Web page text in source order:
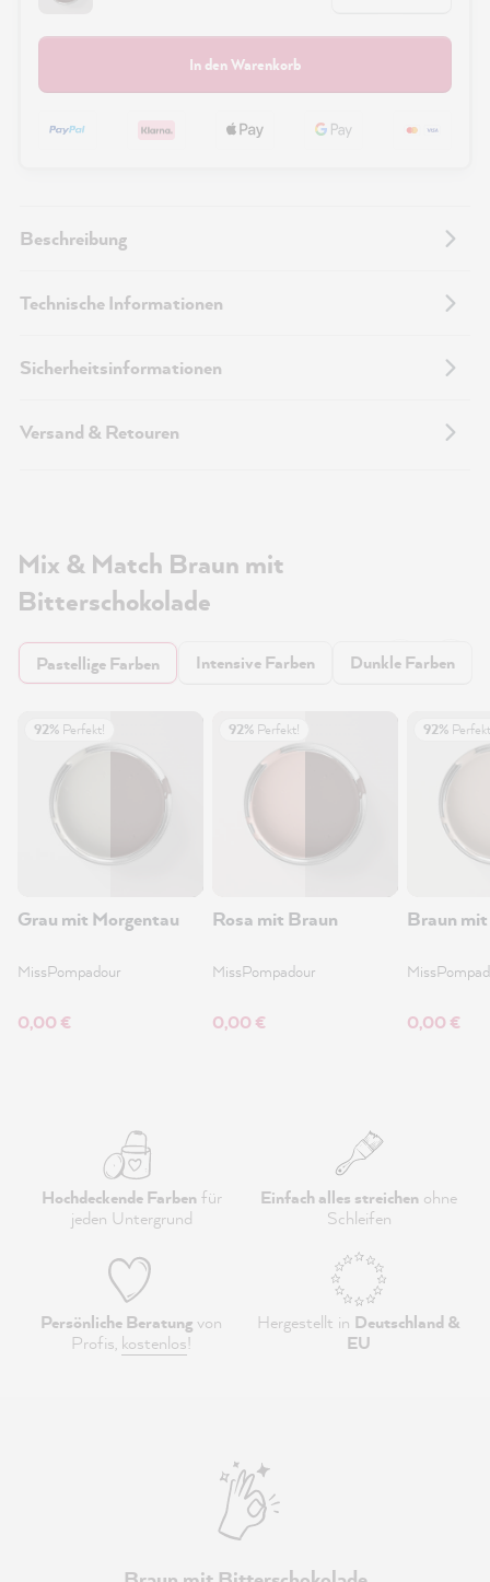
In den Warenkorb
Beschreibung
Technische Informationen
Sicherheitsinformationen
Versand & Retouren
Mix & Match Braun mit
Bitterschokolade
Pastellige Farben Intensive Farben Dunkle Farben
92% Perfekt!
Grau mit Morgentau
MissPompadour
0,00 €
92% Perfekt!
Rosa mit Braun
MissPompadour
0,00 €
92%
Braun
0,00 €
Hochdeckende Farbenfür
jeden Untergrund
Einfach alles streichen ohne
Schleifen
Persönliche Beratungvon
Profis, kostenlos!
Hergestellt in Deutschland &
EU